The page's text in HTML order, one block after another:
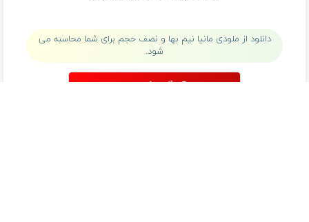
دانلود از ملودی مانیا نیم بها و نصف حجم برای شما محاسبه می
شود.
دانلود آهنگ با کیفیت اصلی